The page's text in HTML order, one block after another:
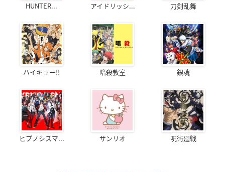
HUNTER... アイドリッシ... 刀剣乱舞
ハイキュー!! 暗殺教室 銀魂
ヒプノシスマ... サンリオ 呪術廻戦